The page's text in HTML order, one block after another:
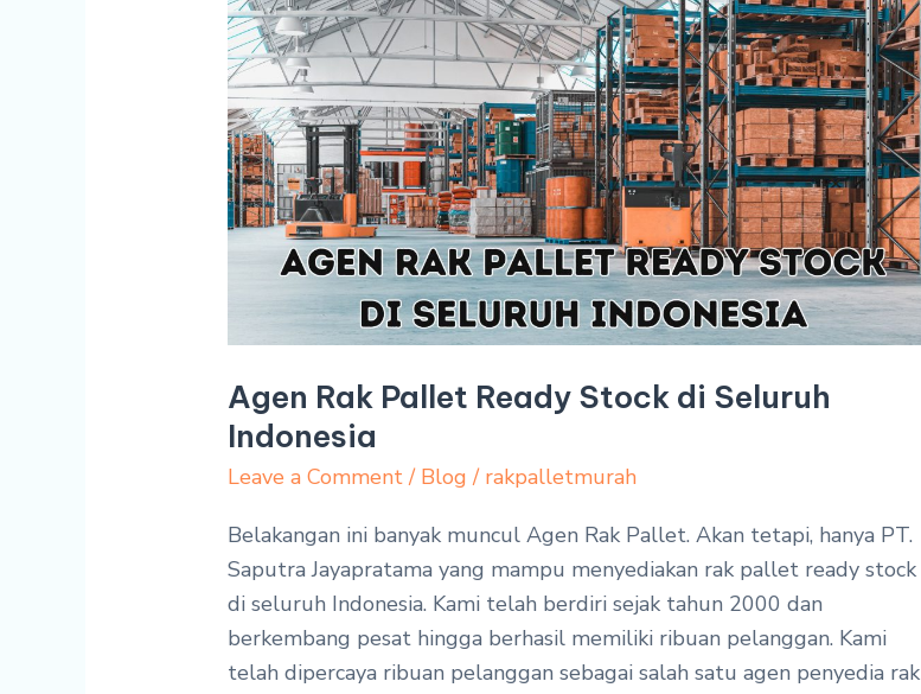
Agen Rak Pallet Ready Stock di Seluruh
Indonesia
Leave a Comment / Blog / rakpalletmurah
Belakangan ini banyak muncul Agen Rak Pallet. Akan tetapi, hanya PT.
Saputra Jayapratama yang mampu menyediakan rak pallet ready stock
di seluruh Indonesia. Kami telah berdiri sejak tahun 2000 dan
berkembang pesat hingga berhasil memiliki ribuan pelanggan. Kami
telah dipercaya ribuan pelanggan sebagai salah satu agen penyedia rak
Pallet
Ready
Stock
di
Seluruh
Indonesia